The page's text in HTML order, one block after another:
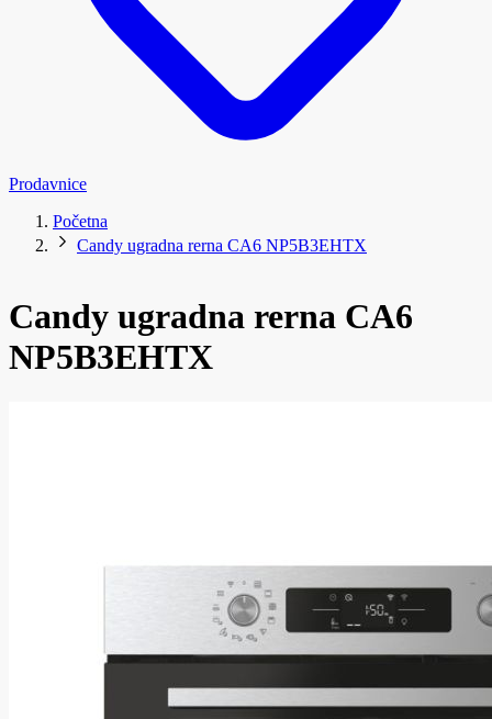
Prodavnice
Početna
Candy ugradna rerna CA6 NP5B3EHTX
Candy ugradna rerna CA6
NP5B3EHTX